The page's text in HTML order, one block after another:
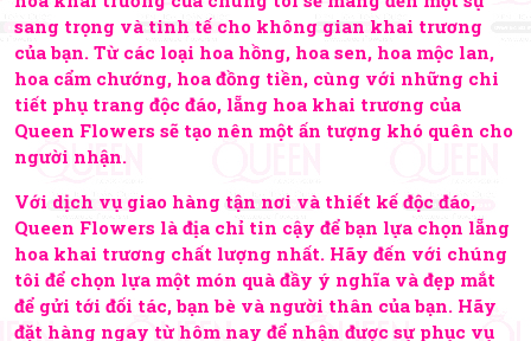
sang trọng và tinh tế cho không gian khai trương
của bạn. Từ các loại hoa hồng, hoa sen, hoa mộc lan,
hoa cẩm chướng, hoa đồng tiền, cùng với những chi
tiết phụ trang độc đáo, lẵng hoa khai trương của
Queen Flowers sẽ tạo nên một ấn tượng khó quên cho
người nhận.
Với dịch vụ giao hàng tận nơi và thiết kế độc đáo,
Queen Flowers là địa chỉ tin cậy để bạn lựa chọn lẵng
hoa khai trương chất lượng nhất. Hãy đến với chúng
tôi để chọn lựa một món quà đầy ý nghĩa và đẹp mắt
để gửi tới đối tác, bạn bè và người thân của bạn. Hãy
đặt hàng ngay từ hôm nay để nhận được sự phục vụ